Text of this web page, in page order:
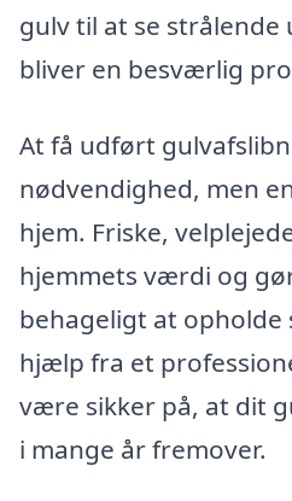
gulv til at se strålende
bliver en besværlig
At få udført
nødvendighed, men
hjem. Friske,
hjemmets værdi og
behageligt at opholde
hjælp fra et
være sikker på, at dit
i mange år fremover.